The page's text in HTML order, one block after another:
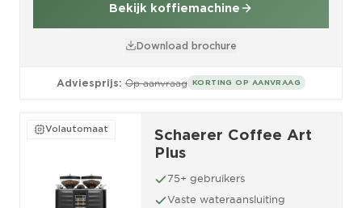
Bekijk koffiemachine
Download brochure
Adviesprijs: Op aanvraag KORTING OP AANVRAAG
Volautomaat
Schaerer Coffee Art
Plus
75+ gebruikers
Vaste wateraansluiting